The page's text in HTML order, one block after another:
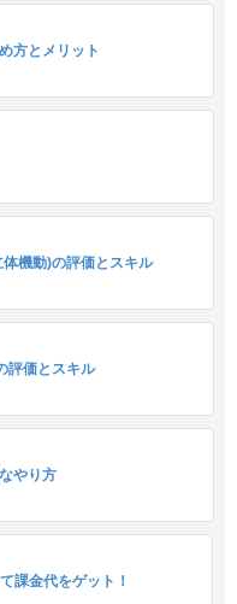
方とメリット
機動)の評価とスキル
評価とスキル
やり方
課金代をゲット！